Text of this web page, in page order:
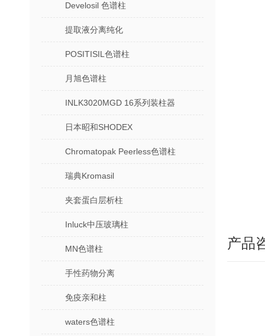
Develosil 色谱柱
提取液分离纯化
POSITISIL色谱柱
月旭色谱柱
INLK3020MGD 16系列装柱器
日本昭和SHODEX
Chromatopak Peerless色谱柱
瑞典Kromasil
夹套蛋白层析柱
Inluck中压玻璃柱
MN色谱柱
手性药物分离
免疫亲和柱
waters色谱柱
产品